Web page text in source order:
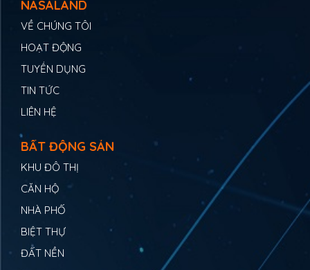
NASALAND
VỀ CHÚNG TÔI
HOẠT ĐỘNG
TUYỂN DỤNG
TIN TỨC
LIÊN HỆ
BẤT ĐỘNG SẢN
KHU ĐÔ THỊ
CĂN HỘ
NHÀ PHỐ
BIỆT THỰ
ĐẤT NỀN